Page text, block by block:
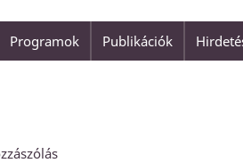
mert nem is adatott az
amely által
Programok Publikációk